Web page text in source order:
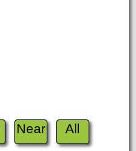
Near All